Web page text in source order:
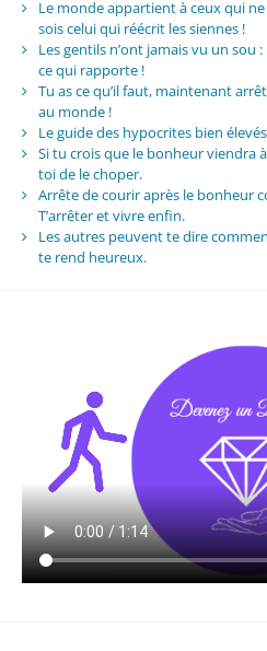
Le monde appartient à ceux qui
sois celui qui réécrit les siennes !
Les gentils n’ont jamais vu un sou
ce qui rapporte !
Tu as ce qu’il faut, maintenant
au monde !
Le guide des hypocrites bien élevés
Si tu crois que le bonheur viendra
toi de le choper.
Arrête de courir après le bonheur
T’arrêter et vivre enfin.
Les autres peuvent te dire
te rend heureux.